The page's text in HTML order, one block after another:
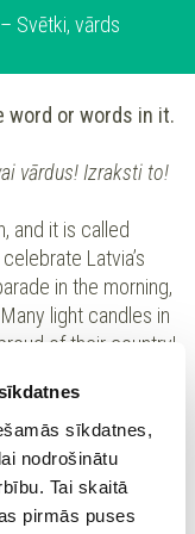
sīkdatnes,
nodrošinātu
Tai skaitā
pirmās puses
Svētki, vārds
word or words in it.
vārdus! Izraksti to!
and it is called
Latvia’s
in the morning,
light candles in
of their country!
the year, usually
is the highest in